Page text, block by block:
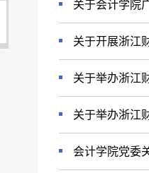
关于会计学院
关于开展浙江
关于举办浙江
关于举办浙江
会计学院党委